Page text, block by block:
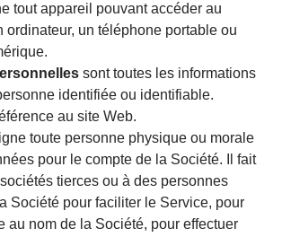
tout appareil pouvant accéder au
ordinateur, un téléphone portable ou
sont toutes les informations
identifiée ou identifiable.
au site Web.
toute personne physique ou morale
pour le compte de la Société. Il fait
tierces ou à des personnes
Société pour faciliter le Service, pour
au nom de la Société, pour effectuer